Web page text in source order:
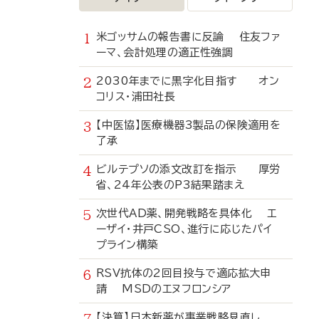
米ゴッサムの報告書に反論 住友ファ
ーマ、会計処理の適正性強調
2030年までに黒字化目指す オン
コリス・浦田社長
【中医協】医療機器3製品の保険適用を
了承
ビルテプソの添文改訂を指示 厚労
省、24年公表のP3結果踏まえ
次世代AD薬、開発戦略を具体化 エ
ーザイ・井戸CSO、進行に応じたパイ
プライン構築
RSV抗体の2回目投与で適応拡大申
請 MSDのエヌフロンシア